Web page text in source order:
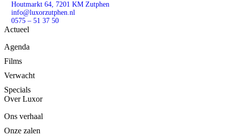
Houtmarkt 64, 7201 KM Zutphen
info@luxorzutphen.nl
0575 – 51 37 50
Actueel
Agenda
Films
Verwacht
Specials
Over Luxor
Ons verhaal
Onze zalen